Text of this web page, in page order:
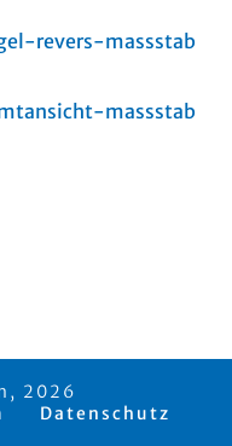
revers-massstab
massstab
2026
Datenschutz